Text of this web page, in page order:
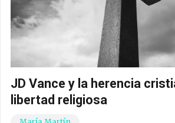
JD Vance y la herencia
libertad religiosa